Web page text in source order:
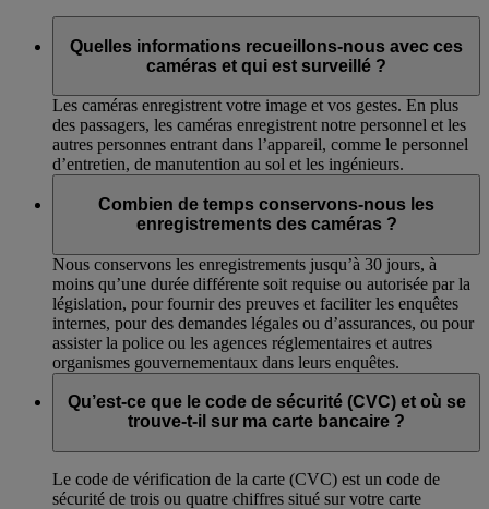
Quelles informations recueillons-nous avec ces
caméras et qui est surveillé ?
Les caméras enregistrent votre image et vos gestes. En plus
des passagers, les caméras enregistrent notre personnel et les
autres personnes entrant dans l’appareil, comme le personnel
d’entretien, de manutention au sol et les ingénieurs.
Combien de temps conservons-nous les
enregistrements des caméras ?
Nous conservons les enregistrements jusqu’à 30 jours, à
moins qu’une durée différente soit requise ou autorisée par la
législation, pour fournir des preuves et faciliter les enquêtes
internes, pour des demandes légales ou d’assurances, ou pour
assister la police ou les agences réglementaires et autres
organismes gouvernementaux dans leurs enquêtes.
Qu’est-ce que le code de sécurité (CVC) et où se
trouve-t-il sur ma carte bancaire ?
Le code de vérification de la carte (CVC) est un code de
sécurité de trois ou quatre chiffres situé sur votre carte